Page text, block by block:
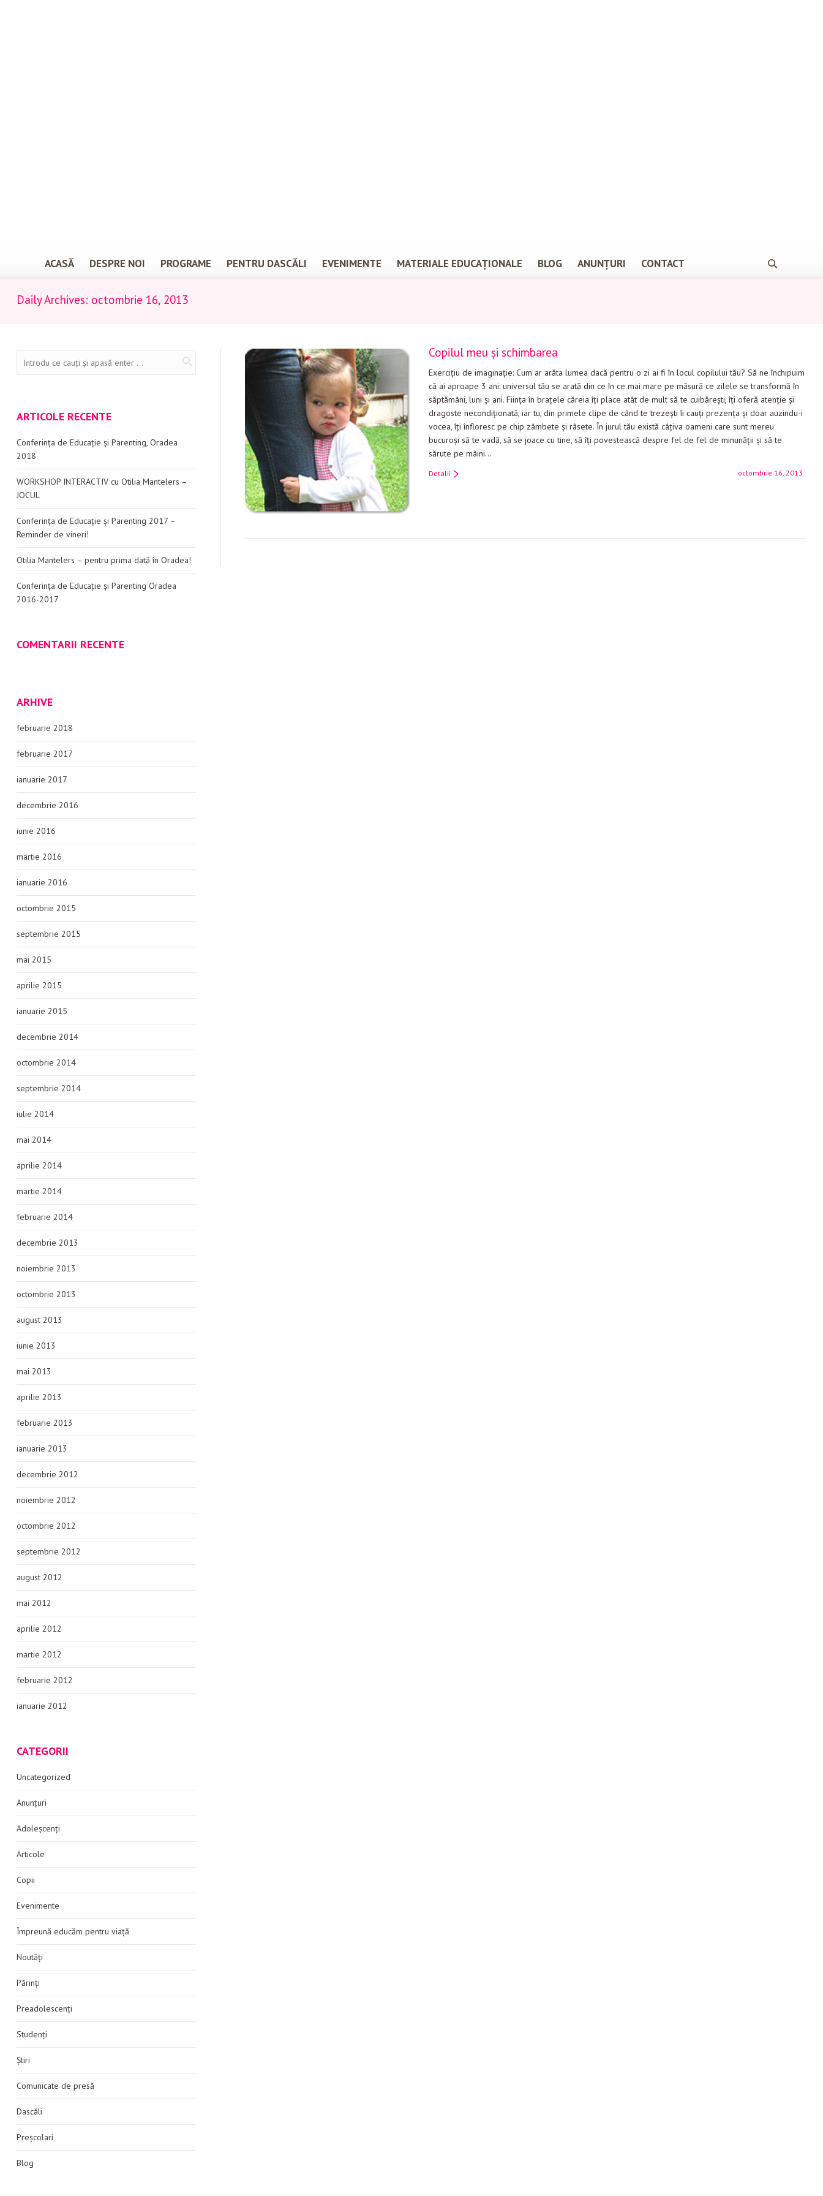
ACASĂ DESPRE NOI PROGRAME PENTRU DASCĂLI EVENIMENTE MATERIALE EDUCAȚIONALE BLOG ANUNȚURI CONTACT
Daily Archives: octombrie 16, 2013
Copilul meu şi schimbarea
Exerciţiu de imaginaţie: Cum ar arăta lumea dacă pentru o zi ai fi în locul copilului tău? Să ne închipuim
că ai aproape 3 ani: universul tău se arată din ce în ce mai mare pe măsură ce zilele se transformă în
săptămâni, luni şi ani. Fiinţa în braţele căreia îţi place atât de mult să te cuibăreşti, îţi oferă atenţie şi
dragoste necondiţionată, iar tu, din primele clipe de când te trezeşti îi cauţi prezenţa şi doar auzindu-i
vocea, îţi înfloresc pe chip zâmbete şi râsete. În jurul tău există câţiva oameni care sunt mereu
bucuroşi să te vadă, să se joace cu tine, să îţi povestească despre fel de fel de minunăţii şi să te
sărute pe mâini…
octombrie 16, 2013
Detalii
ARTICOLE RECENTE
Conferința de Educație și Parenting, Oradea
2018
WORKSHOP INTERACTIV cu Otilia Mantelers –
JOCUL
Conferința de Educație și Parenting 2017 –
Reminder de vineri!
Otilia Mantelers – pentru prima dată în Oradea!
Conferința de Educație și Parenting Oradea
2016-2017
COMENTARII RECENTE
ARHIVE
februarie 2018
februarie 2017
ianuarie 2017
decembrie 2016
iunie 2016
martie 2016
ianuarie 2016
octombrie 2015
septembrie 2015
mai 2015
aprilie 2015
ianuarie 2015
decembrie 2014
octombrie 2014
septembrie 2014
iulie 2014
mai 2014
aprilie 2014
martie 2014
februarie 2014
decembrie 2013
noiembrie 2013
octombrie 2013
august 2013
iunie 2013
mai 2013
aprilie 2013
februarie 2013
ianuarie 2013
decembrie 2012
noiembrie 2012
octombrie 2012
septembrie 2012
august 2012
mai 2012
aprilie 2012
martie 2012
februarie 2012
ianuarie 2012
CATEGORII
Uncategorized
Anunțuri
Adoleșcenți
Articole
Copii
Evenimente
Împreună educăm pentru viață
Noutăți
Părinți
Preadolescenți
Studenți
Știri
Comunicate de presă
Dascăli
Preșcolari
Blog